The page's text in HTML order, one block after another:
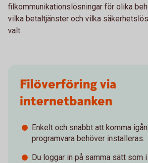
filkommunikationslösningar för olika
vilka betaltjänster och vilka
valt.
Filöverföring via
internetbanken
Enkelt och snabbt att komma
programvara behöver installeras.
Du loggar in på samma sätt som